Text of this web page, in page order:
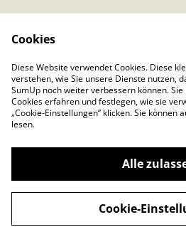
ngen von SumUp
©2026Froschkönig
Cookies
Diese Website verwendet Cookies. Diese
verstehen, wie Sie unsere Dienste nutzen,
SumUp noch weiter verbessern können.
Cookies erfahren und festlegen, wie sie
„Cookie-Einstellungen” klicken. Sie können
lesen.
Alle
Cookie-